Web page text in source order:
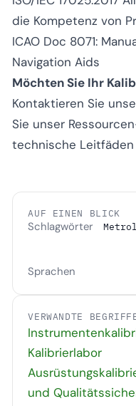
die Kompetenz von
ICAO Doc 8071:
Navigation Aids
Möchten Sie Ihr
Kontaktieren Sie
Sie unser
technische Leitfäden
AUF EINEN BLICK
Schlagwörter
Sprachen
VERWANDTE
Kalibrierlabor
und